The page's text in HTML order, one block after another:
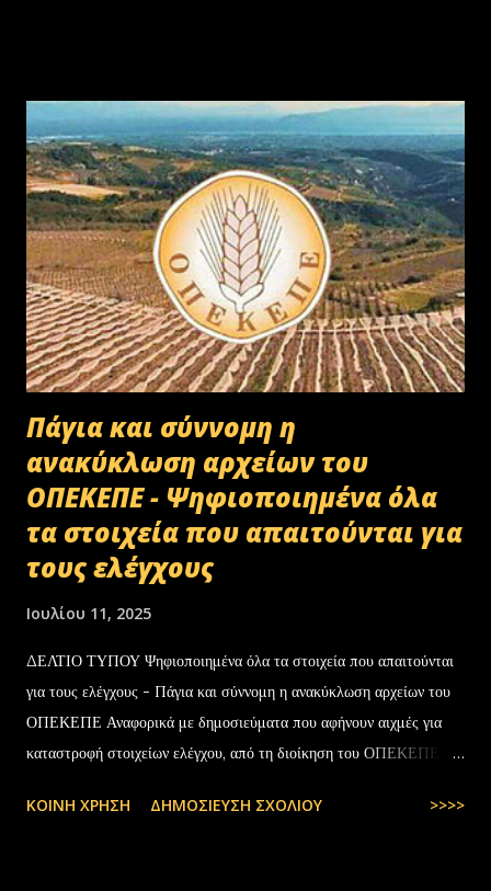
Πάγια και σύννομη η
ανακύκλωση αρχείων του
ΟΠΕΚΕΠΕ - Ψηφιοποιημένα όλα
τα στοιχεία που απαιτούνται για
τους ελέγχους
Ιουλίου 11, 2025
ΔΕΛΤΙΟ ΤΥΠΟΥ Ψηφιοποιημένα όλα τα στοιχεία που απαιτούνται
για τους ελέγχους - Πάγια και σύννομη η ανακύκλωση αρχείων του
ΟΠΕΚΕΠΕ Αναφορικά με δημοσιεύματα που αφήνουν αιχμές για
καταστροφή στοιχείων ελέγχου, από τη διοίκηση του ΟΠΕΚΕΠΕ
εστάλη προς ανακύκλωση στις 10-07-2025 στην Θεσσαλονίκη,
ΚΟΙΝΉ ΧΡΉΣΗ ΔΗΜΟΣΊΕΥΣΗ ΣΧΟΛΊΟΥ >>>>